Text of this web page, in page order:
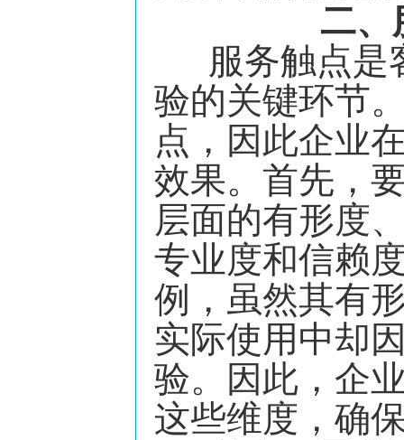
二、
服务触点是
验的关键环节
点，因此企业
效果。首先，
层面的有形度
专业度和信赖
例，虽然其有
实际使用中却
验。因此，企
这些维度，确